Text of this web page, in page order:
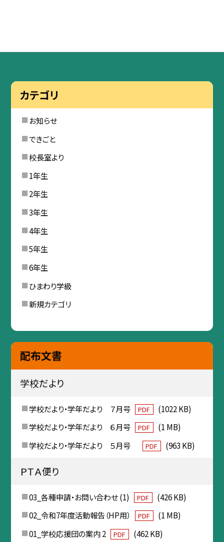
カテゴリ
お知らせ
できごと
校長室より
1年生
2年生
3年生
4年生
5年生
6年生
ひまわり学級
新規カテゴリ
配布文書
学校だより
学校だより・学年だより ７月号 PDF
(1022 KB)
学校だより・学年だより ６月号
PDF
(1 MB)
学校だより・学年だより ５月号
PDF (963 KB)
ＰＴＡ便り
03_各種申請・お問い合わせ (1) PDF
(426 KB)
02_令和7年度活動報告（HP用）
PDF
(1 MB)
01_学校応援団の案内 2
PDF
(462 KB)